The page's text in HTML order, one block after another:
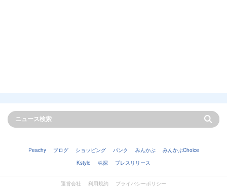
Peachy ブログ ショッピング バンク みんかぶ
みんかぶChoice
Kstyle
株探 プレスリリース
運営会社 利用規約 プライバシーポリシー